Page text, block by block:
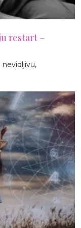
restart –
nevidljivu,